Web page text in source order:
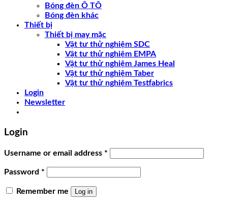
Bóng đèn Ô TÔ
Bóng đèn khác
Thiết bị
Thiết bị may mặc
Vật tư thử nghiệm SDC
Vật tư thử nghiệm EMPA
Vật tư thử nghiệm James Heal
Vật tư thử nghiệm Taber
Vật tư thử nghiệm Testfabrics
Login
Newsletter
Login
Username or email address *
Password *
Remember me Log in